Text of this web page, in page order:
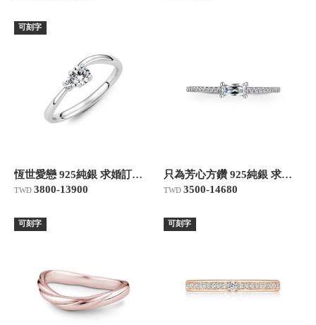
可刻字
恆世愛戀 925純銀 求婚訂婚戒
TWD 3800-13900
只為芳心方鑽 925純銀 求婚訂婚戒
TWD 3500-14680
可刻字 可刻字